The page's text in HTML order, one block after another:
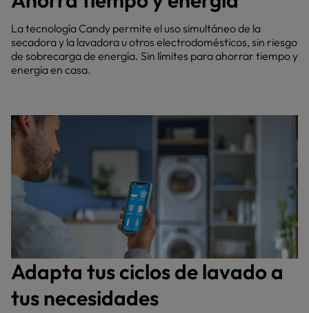
La tecnología Candy permite el uso simultáneo de la
secadora y la lavadora u otros electrodomésticos, sin riesgo
de sobrecarga de energía. Sin límites para ahorrar tiempo y
energía en casa.
Adapta tus ciclos de lavado a
tus necesidades